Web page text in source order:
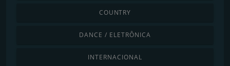
COUNTRY
DANCE / ELETRÔNICA
INTERNACIONAL